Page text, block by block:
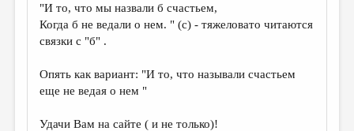
"И то, что мы назвали б счастьем,
Когда б не ведали о нем. " (с) - тяжеловато читаются
связки с "б" .
Опять как вариант: "И то, что называли счастьем
еще не ведая о нем "
Удачи Вам на сайте ( и не только)!